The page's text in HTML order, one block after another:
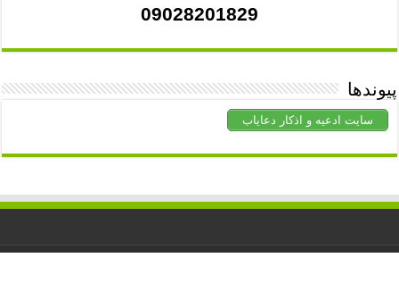
09028201829
پیوندها
سایت ادعیه و اذکار دعایاب